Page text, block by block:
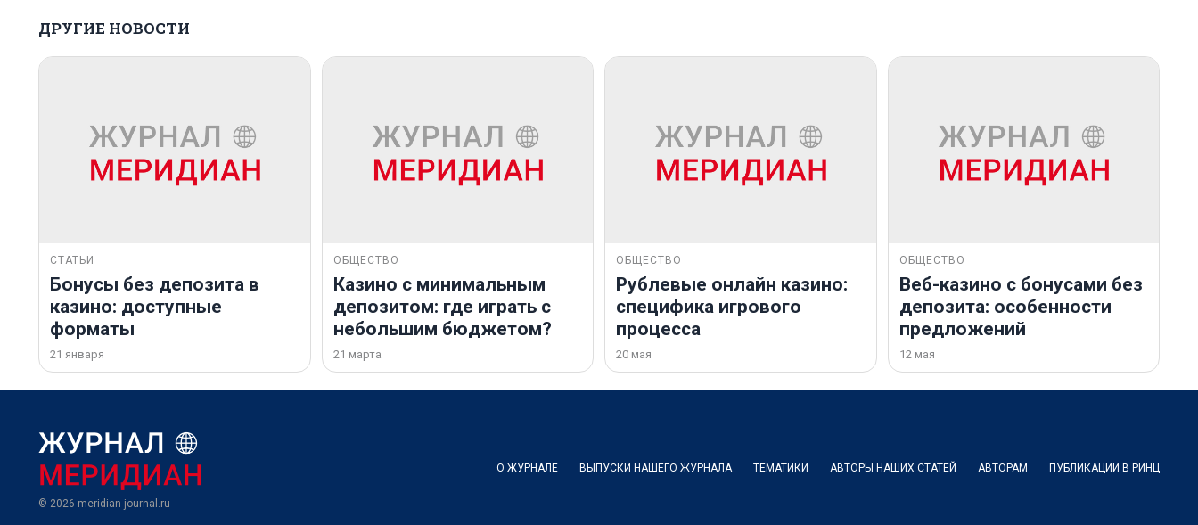
ДРУГИЕ НОВОСТИ
СТАТЬИ
Бонусы без депозита в
казино: доступные
форматы
21 января
ОБЩЕСТВО
Казино с минимальным
депозитом: где играть с
небольшим бюджетом?
21 марта
ОБЩЕСТВО
Рублевые онлайн казино:
специфика игрового
процесса
20 мая
ОБЩЕСТВО
Веб-казино с бонусами без
депозита: особенности
предложений
12 мая
© 2026 meridian-journal.ru
О ЖУРНАЛЕ ВЫПУСКИ НАШЕГО ЖУРНАЛА ТЕМАТИКИ АВТОРЫ НАШИХ СТАТЕЙ АВТОРАМ ПУБЛИКАЦИИ В РИНЦ